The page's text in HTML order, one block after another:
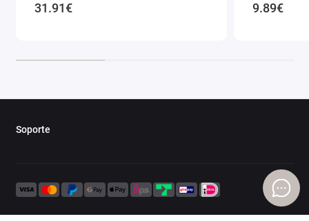
31.91€ 9.89€
Soporte